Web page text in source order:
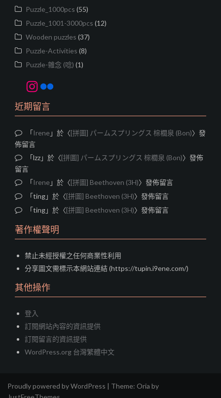
Puzzle_1000pcs (55)
Puzzle_1001-3000pcs (12)
Wooden puzzles (37)
Puzzle-Activities (8)
Puzzle-雜念 (唸) (1)
Instagram
Flickr
近期留言
「Irene 」於〈[拼圖] パームスプリングス 棕櫚泉 (Bon)〉發
佈留言
「lzz 」於〈[拼圖] パームスプリングス 棕櫚泉 (Bon)〉發佈
留言
「Irene 」於〈[拼圖] Beethoven (3H)〉發佈留言
「ting 」於〈[拼圖] Beethoven (3H)〉發佈留言
「ting 」於〈[拼圖] Beethoven (3H)〉發佈留言
著作權聲明
禁止未經授權之任何商業性利用
分享圖文需標示本網站連結 (https://tupin.i9ene.com/)
其他操作
登入
訂閱網站內容的資訊提供
訂閱留言的資訊提供
WordPress.org 台灣繁體中文
Proudly powered by WordPress | Theme: Oria by